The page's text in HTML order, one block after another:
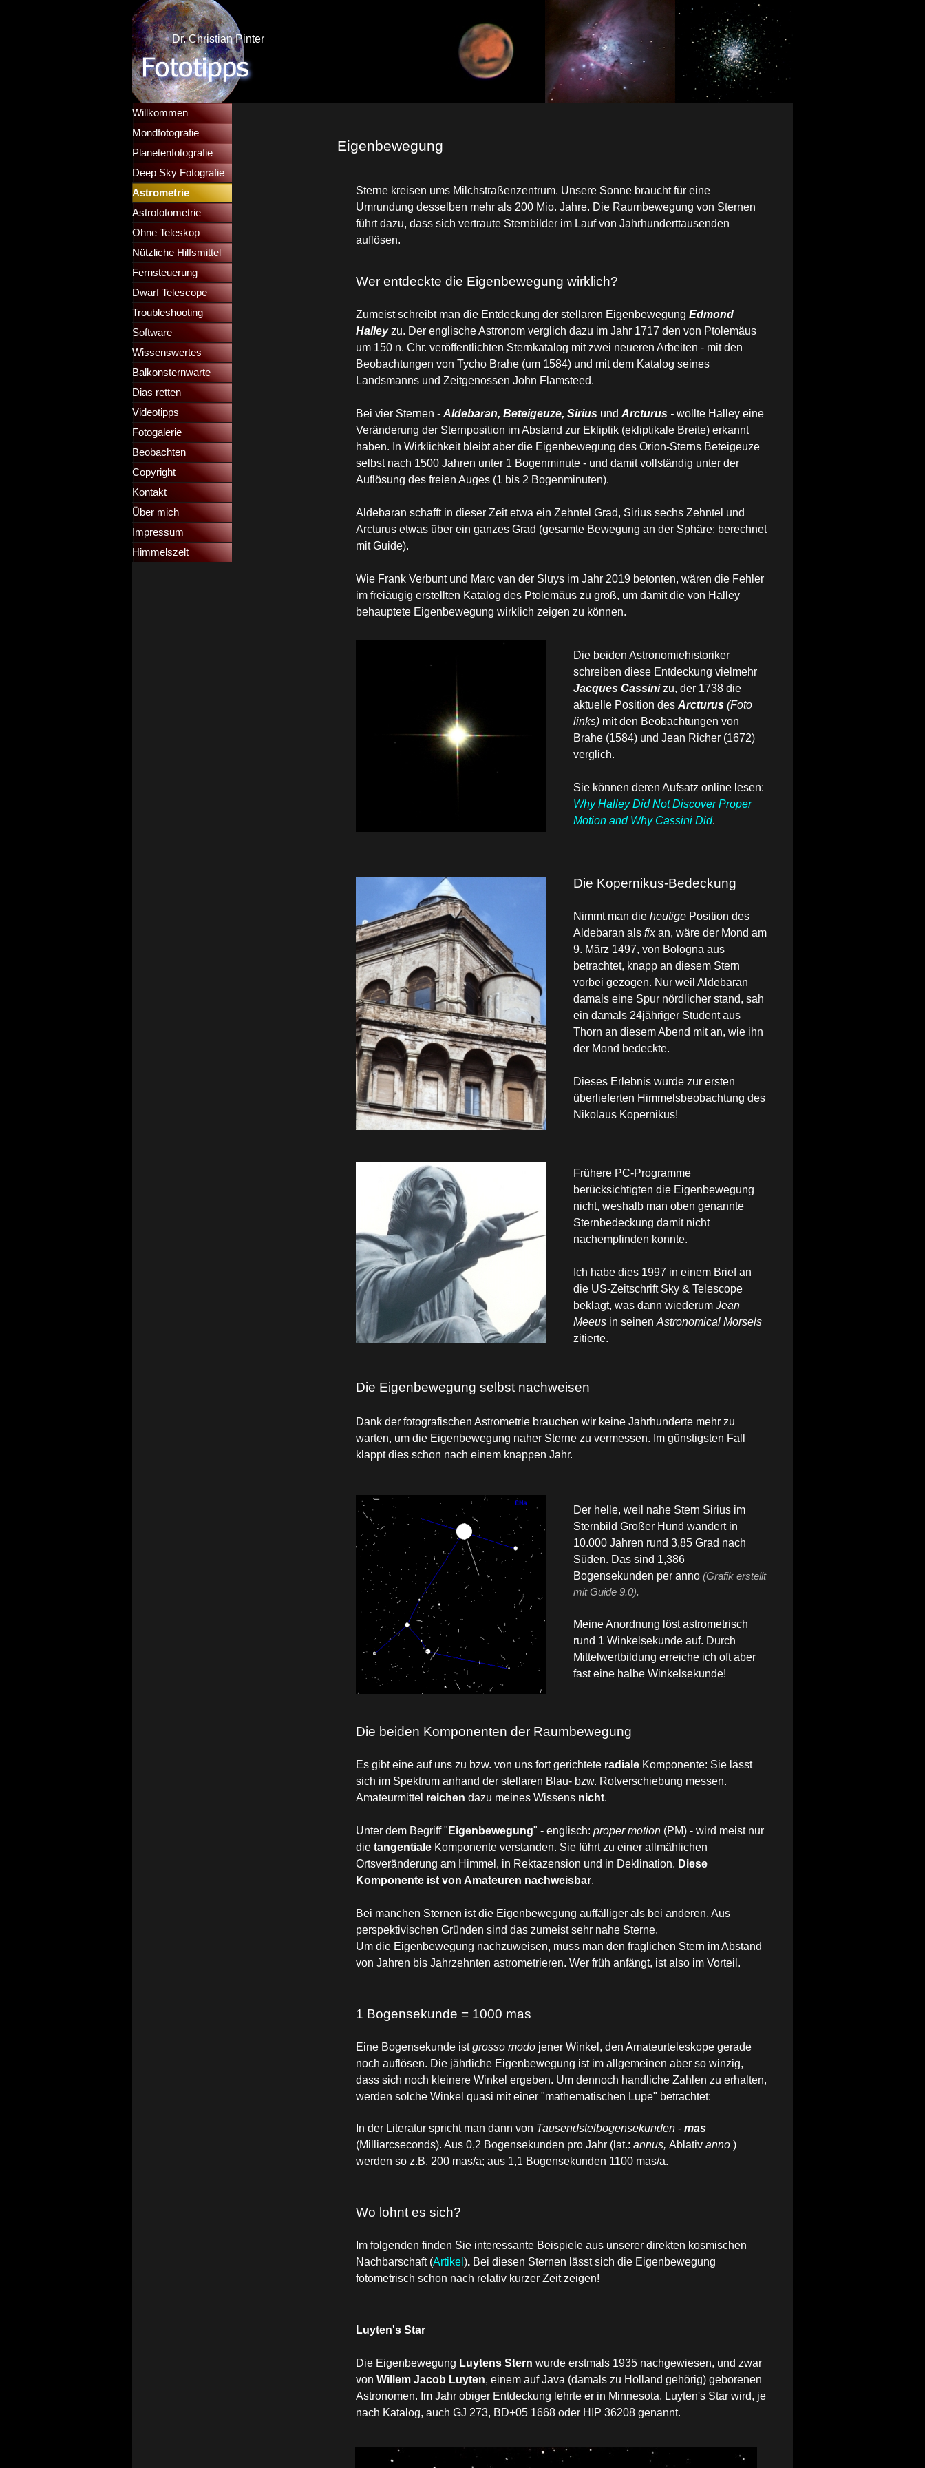
Dr. Christian Pinter
Menü überspringen
Willkommen
Mondfotografie
Planetenfotografie
Deep Sky Fotografie
Astrometrie
Astrofotometrie
Ohne Teleskop
Nützliche Hilfsmittel
Fernsteuerung
Dwarf Telescope
Troubleshooting
Software
Wissenswertes
Balkonsternwarte
Dias retten
Videotipps
Fotogalerie
Beobachten
Copyright
Kontakt
Über mich
Impressum
Himmelszelt
Eigenbewegung
Sterne kreisen ums Milchstraßenzentrum. Unsere Sonne braucht für eine
Umrundung desselben mehr als 200 Mio. Jahre. Die Raumbewegung von Sternen
führt dazu, dass sich vertraute Sternbilder im Lauf von Jahrhunderttausenden
auflösen.
Wer entdeckte die Eigenbewegung wirklich?
Zumeist schreibt man die Entdeckung der stellaren Eigenbewegung Edmond
Halleyzu. Der englische Astronom verglich dazu im Jahr 1717 den von Ptolemäus
um 150 n. Chr. veröffentlichten Sternkatalog mit zwei neueren Arbeiten - mit den
Beobachtungen von Tycho Brahe (um 1584) und mit dem Katalog seines
Landsmanns und Zeitgenossen John Flamsteed.
Bei vier Sternen - Aldebaran, Beteigeuze, Sirius und Arcturus -wollte Halley eine
Veränderung der Sternposition im Abstand zur Ekliptik (ekliptikale Breite) erkannt
haben. In Wirklichkeit bleibt aber die Eigenbewegung des Orion-Sterns Beteigeuze
selbst nach 1500 Jahren unter 1 Bogenminute - und damit vollständig unter der
Auflösung des freien Auges (1 bis 2 Bogenminuten).
Aldebaran schafft in dieser Zeit etwa ein Zehntel Grad, Sirius sechs Zehntel und
Arcturus etwas über ein ganzes Grad (gesamte Bewegung an der Sphäre; berechnet
mit Guide).
Wie Frank Verbunt und Marc van der Sluys im Jahr 2019 betonten, wären die Fehler
im freiäugig erstellten Katalog des Ptolemäus zu groß, um damit die von Halley
behauptete Eigenbewegung wirklich zeigen zu können.
Die beiden Astronomiehistoriker
schreiben diese Entdeckung vielmehr
Jacques Cassinizu, der 1738 die
aktuelle Position des Arcturus (Foto
links) mit den Beobachtungen von
Brahe (1584) und Jean Richer (1672)
verglich.
Sie können deren Aufsatz online lesen:
Why Halley Did Not Discover Proper
Motion and Why Cassini Did.
Die Kopernikus-Bedeckung
Nimmt man die heutige Position des
Aldebaran als fixan, wäre der Mond am
9. März 1497, von Bologna aus
betrachtet, knapp an diesem Stern
vorbei gezogen. Nur weil Aldebaran
damals eine Spur nördlicher stand, sah
ein damals 24jähriger Student aus
Thorn an diesemAbend mit an, wie ihn
der Mond bedeckte.
Dieses Erlebnis wurde zur ersten
überlieferten Himmelsbeobachtung des
Nikolaus Kopernikus!
Frühere PC-Programme
berücksichtigten die Eigenbewegung
nicht, weshalb man oben genannte
Sternbedeckung damit nicht
nachempfinden konnte.
Ich habe dies 1997 in einem Brief an
die US-Zeitschrift Sky & Telescope
beklagt, was dann wiederum Jean
Meeusin seinen Astronomical Morsels
zitierte.
Die Eigenbewegung selbst nachweisen
Dank der fotografischen Astrometrie brauchen wir keine Jahrhunderte mehr zu
warten, um die Eigenbewegung naher Sterne zu vermessen. Im günstigsten Fall
klappt dies schon nach einem knappen Jahr.
Der helle, weil nahe Stern Sirius im
Sternbild Großer Hund wandert in
10.000 Jahren rund 3,85 Grad nach
Süden. Das sind 1,386
Bogensekunden per anno(Grafik erstellt
mit Guide 9.0).
Meine Anordnung löst astrometrisch
rund 1 Winkelsekunde auf. Durch
Mittelwertbildung erreiche ich oft aber
fast eine halbe Winkelsekunde!
Die beiden Komponenten der Raumbewegung
Es gibt eine auf uns zu bzw. von uns fort gerichtete radialeKomponente: Sie lässt
sich im Spektrum anhand der stellaren Blau- bzw. Rotverschiebung messen.
Amateurmittel reichen dazu meines Wissens nicht.
Unter dem Begriff " Eigenbewegung" - englisch: proper motion(PM) - wird meist nur
die tangentiale Komponente verstanden. Sie führt zu einer allmählichen
Ortsveränderung am Himmel, in Rektazension und in Deklination. Diese
Komponente ist von Amateuren nachweisbar.
Bei manchen Sternen ist die Eigenbewegung auffälliger als bei anderen. Aus
perspektivischen Gründen sind das zumeist sehr nahe Sterne.
Um die Eigenbewegung nachzuweisen, muss man den fraglichen Stern im Abstand
von Jahren bis Jahrzehnten astrometrieren. Wer früh anfängt, ist also im Vorteil.
1 Bogensekunde = 1000 mas
Eine Bogensekunde ist grosso modo jener Winkel, den Amateurteleskope gerade
noch auflösen. Die jährliche Eigenbewegung ist im allgemeinen aber so winzig,
dass sich noch kleinere Winkel ergeben. Um dennoch handliche Zahlen zu erhalten,
werden solche Winkel quasi mit einer "mathematischen Lupe" betrachtet:
In der Literatur spricht man dann von Tausendstelbogensekunden - mas
(Milliarcseconds). Aus 0,2 Bogensekunden pro Jahr (lat.: annus, Ablativ anno )
werden so z.B. 200 mas/a; aus 1,1 Bogensekunden 1100 mas/a.
Wo lohnt es sich?
Im folgenden finden Sie interessante Beispiele aus unserer direkten kosmischen
Nachbarschaft (Artikel ). Bei diesen Sternen lässt sich die Eigenbewegung
fotometrisch schon nach relativ kurzer Zeit zeigen!
Luyten's Star
Die Eigenbewegung Luytens Stern wurde erstmals 1935 nachgewiesen, und zwar
von Willem Jacob Luyten, einem auf Java (damals zu Holland gehörig) geborenen
Astronomen. Im Jahr obiger Entdeckung lehrte er in Minnesota. Luyten's Star wird, je
nach Katalog, auch GJ 273, BD+05 1668 oder HIP 36208 genannt.